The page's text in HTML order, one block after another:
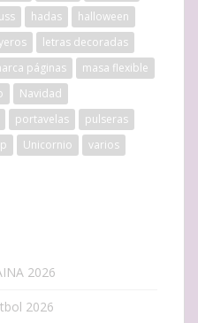
hadas
halloween
letras decoradas
páginas
masa flexible
Navidad
portavelas
pulseras
Unicornio
varios
2026
2026